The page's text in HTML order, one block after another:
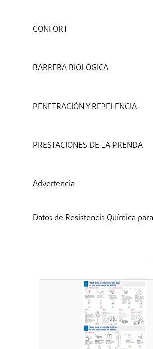
CONFORT
BARRERA BIOLÓGICA
PENETRACIÓN Y REPELENCIA
PRESTACIONES DE LA PRENDA
Advertencia
Datos de Resistencia Química para